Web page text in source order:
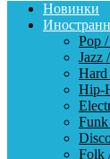
Новинки
Pop
Jazz
Hip-
Folk